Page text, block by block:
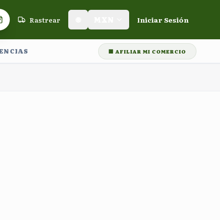
de compras
Rastrear Iniciar Sesión
🏢 AFILIAR MI COMERCIO